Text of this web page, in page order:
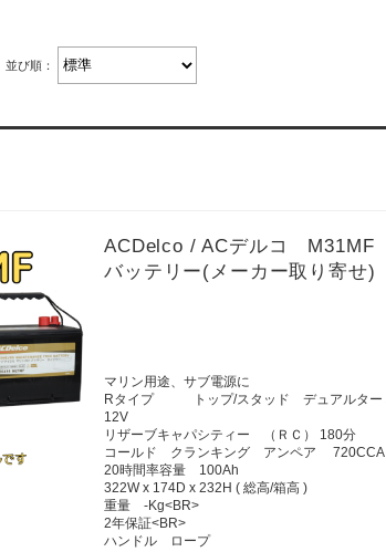
並び順：
ACDelco / ACデルコ M31MF
バッテリー(メーカー取り寄せ)
マリン用途、サブ電源に
Rタイプ トップ/スタッド デュアルター
12V
リザーブキャパシティー （ＲＣ） 180分
コールド クランキング アンペア 720CCA
20時間率容量 100Ah
322W x 174D x 232H ( 総高/箱高 )
重量 -Kg<BR>
2年保証<BR>
ハンドル ロープ